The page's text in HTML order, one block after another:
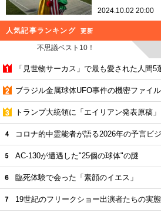
2024.10.02 20:00
人気記事ランキング 更新
不思議ベスト10！
「見世物サーカス」で最も愛された人間5
ブラジル金属球体UFO事件の機密ファイル
トランプ大統領に「エイリアン発表原稿
コロナ的中霊能者が語る2026年の予言ビ
AC-130が遭遇した"25個の球体"の謎
臨死体験で会った「素顔のイエス」
19世紀のフリークショー出演者たちの実態